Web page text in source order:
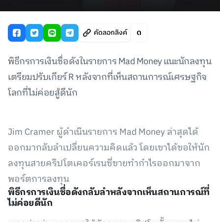
คัดลอกลิงค์
พิธีกรการเงินชื่อดังในรายการ Mad Money แนะนักลงทุน
เตรียมปรับเกียร์ R หลังจากที่เห็นสถานการณ์เศรษฐกิจ
โลกที่ไม่ค่อยสู้ดีนัก
Jim Cramer ผู้ดำเนินรายการ Mad Money ล่าสุดได้
ออกมากลับลำเปลี่ยนความคิดแล้ว โดยเขาได้ขอให้นัก
ลงทุนสายคริปโตเคอร์เรนซี่ขายทำกำไรออกมาจาก
พอร์ตการลงทุน
พิธีกรการเงินชื่อดังกลับลำหลังจากเห็นสถานการณ์ที่
ไม่ค่อยดีนัก